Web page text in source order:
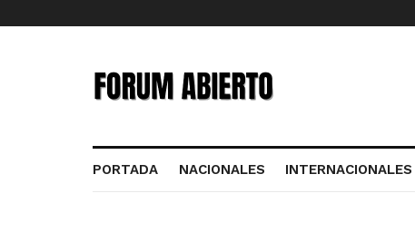
PORTADA NACIONALES INTERNACIONALES